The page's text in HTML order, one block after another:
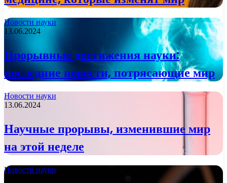
Новости науки
13.06.2024
Прорывные достижения науки:
последние новости, потрясающие мир
Новости науки
13.06.2024
Научные прорывы, изменившие мир
на этой неделе
Новости науки